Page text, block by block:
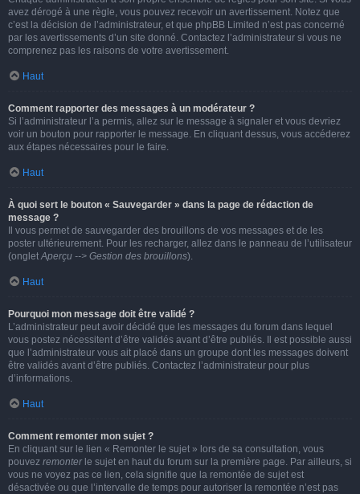
avez dérogé à une règle, vous pouvez recevoir un avertissement. Notez que
c’est la décision de l’administrateur, et que phpBB Limited n’est pas concerné
par les avertissements d’un site donné. Contactez l’administrateur si vous ne
comprenez pas les raisons de votre avertissement.
Haut
Comment rapporter des messages à un modérateur ?
Si l’administrateur l’a permis, allez sur le message à signaler et vous devriez
voir un bouton pour rapporter le message. En cliquant dessus, vous accéderez
aux étapes nécessaires pour le faire.
Haut
À quoi sert le bouton « Sauvegarder » dans la page de rédaction de
message ?
Il vous permet de sauvegarder des brouillons de vos messages et de les
poster ultérieurement. Pour les recharger, allez dans le panneau de l’utilisateur
(ongletAperçu --> Gestion des brouillons).
Haut
Pourquoi mon message doit être validé ?
L’administrateur peut avoir décidé que les messages du forum dans lequel
vous postez nécessitent d’être validés avant d’être publiés. Il est possible aussi
que l’administrateur vous ait placé dans un groupe dont les messages doivent
être validés avant d’être publiés. Contactez l’administrateur pour plus
d’informations.
Haut
Comment remonter mon sujet ?
En cliquant sur le lien « Remonter le sujet » lors de sa consultation, vous
pouvez remonterle sujet en haut du forum sur la première page. Par ailleurs, si
vous ne voyez pas ce lien, cela signifie que la remontée de sujet est
désactivée ou que l’intervalle de temps pour autoriser la remontée n’est pas